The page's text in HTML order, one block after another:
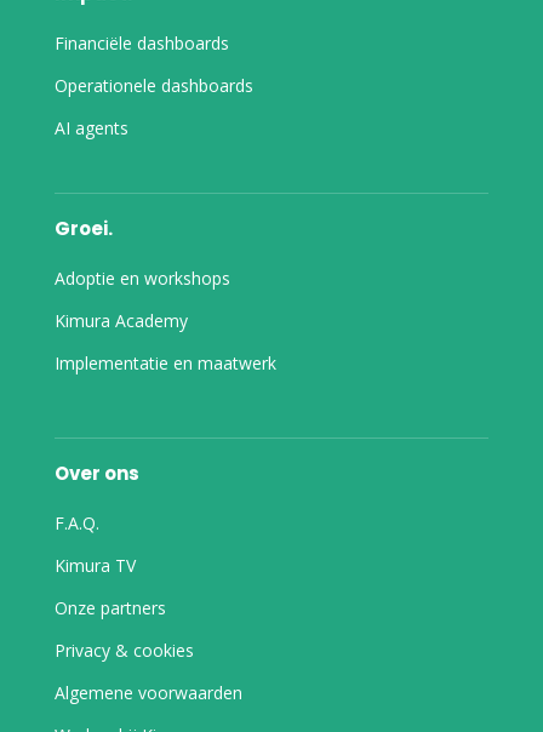
Financiële dashboards
Operationele dashboards
AI agents
Groei.
Adoptie en workshops
Kimura Academy
Implementatie en maatwerk
Over ons
F.A.Q.
Kimura TV
Onze partners
Privacy & cookies
Algemene voorwaarden